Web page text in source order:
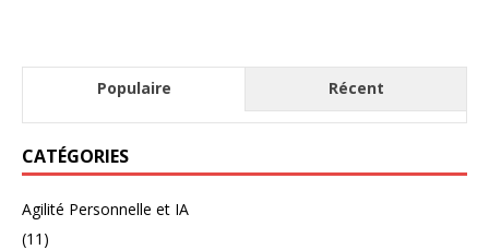
Populaire Récent
CATÉGORIES
Agilité Personnelle et IA
(11)